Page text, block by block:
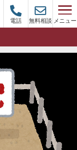
電話 無料相談 メニュー